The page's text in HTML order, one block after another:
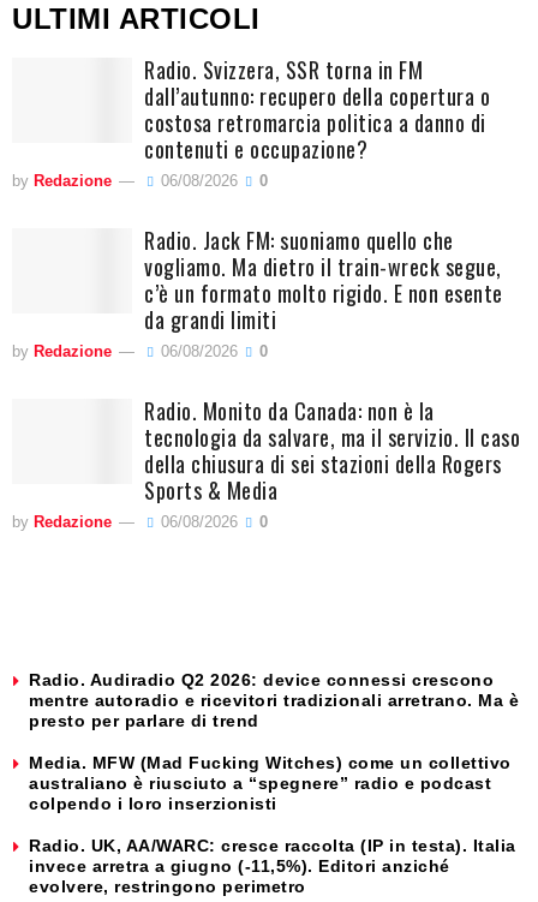
ULTIMI ARTICOLI
Radio. Svizzera, SSR torna in FM
dall’autunno: recupero della copertura o
costosa retromarcia politica a danno di
contenuti e occupazione?
by Redazione 06/08/2026 0
Radio. Jack FM: suoniamo quello che
vogliamo. Ma dietro il train-wreck segue,
c’è un formato molto rigido. E non esente
da grandi limiti
by Redazione 06/08/2026 0
Radio. Monito da Canada: non è la
tecnologia da salvare, ma il servizio. Il caso
della chiusura di sei stazioni della Rogers
Sports & Media
by Redazione 06/08/2026 0
Radio. Audiradio Q2 2026: device connessi crescono
mentre autoradio e ricevitori tradizionali arretrano. Ma è
presto per parlare di trend
Media. MFW (Mad Fucking Witches) come un collettivo
australiano è riusciuto a “spegnere” radio e podcast
colpendo i loro inserzionisti
Radio. UK, AA/WARC: cresce raccolta (IP in testa). Italia
invece arretra a giugno (-11,5%). Editori anziché
evolvere, restringono perimetro